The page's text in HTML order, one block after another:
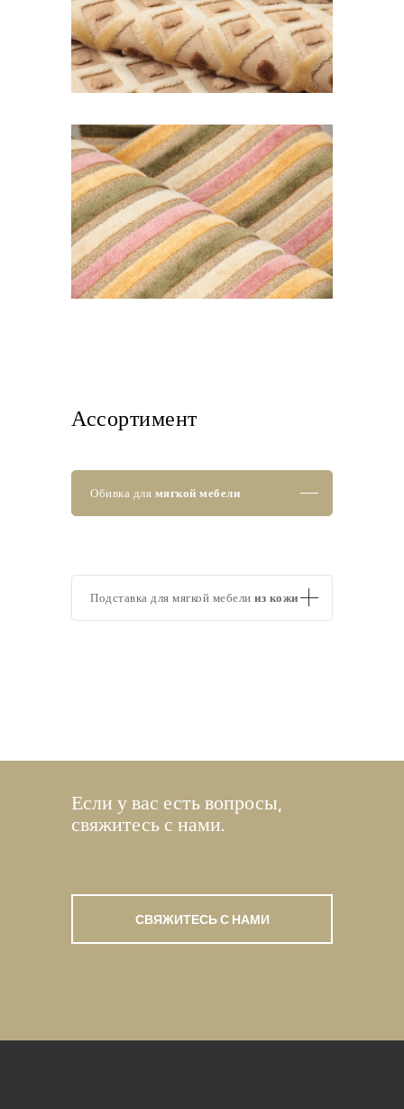
Ассортимент
Обивка для мягкой мебели
Подставка для мягкой мебели из кожи
Если у вас есть вопросы,
свяжитесь с нами.
СВЯЖИТЕСЬ С НАМИ